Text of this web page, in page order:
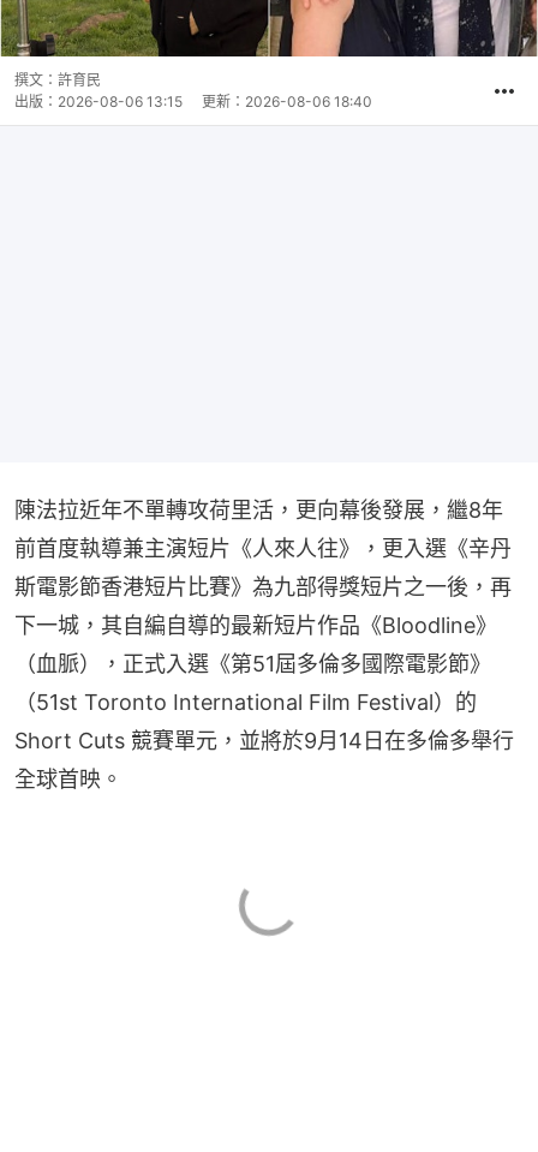
撰文： 許育民
出版： 2026-08-06 13:15 更新： 2026-08-06 18:40
陳法拉近年不單轉攻荷里活，更向幕後發展，繼8年
前首度執導兼主演短片《人來人往》，更入選《辛丹
斯電影節香港短片比賽》為九部得獎短片之一後，再
下一城，其自編自導的最新短片作品《Bloodline》
（血脈），正式入選《第51屆多倫多國際電影節》
（51st Toronto International Film Festival）的
Short Cuts 競賽單元，並將於9月14日在多倫多舉行
全球首映。